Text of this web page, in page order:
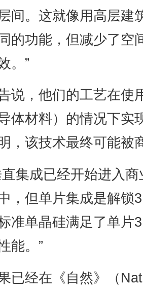
间。这就像用高层建
的功能，但减少了空
。”
说，他们的工艺在使
体材料）的情况下实
，该技术最终可能被
直集成已经开始进入
，但单片集成是解锁
准单晶硅满足了单片
能。”
已经在《自然》（